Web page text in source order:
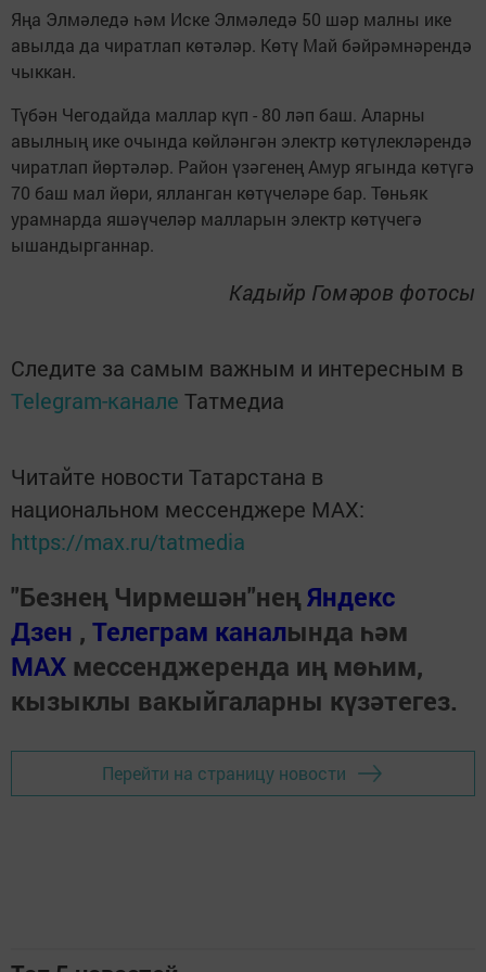
Яңа Элмәледә һәм Иске Элмәледә 50 шәр малны ике
авылда да чиратлап көтәләр. Көтү Май бәйрәмнәрендә
чыккан.
Түбән Чегодайда маллар күп - 80 ләп баш. Аларны
авылның ике очында көйләнгән электр көтүлекләрендә
чиратлап йөртәләр. Район үзәгенең Амур ягында көтүгә
70 баш мал йөри, ялланган көтүчеләре бар. Төньяк
урамнарда яшәүчеләр малларын электр көтүчегә
ышандырганнар.
Кадыйр Гомәров фотосы
Следите за самым важным и интересным в
Telegram-канале Татмедиа
Читайте новости Татарстана в
национальном мессенджере MАХ:
https://max.ru/tatmedia
"Безнең Чирмешән"неңЯндекс
Дзен , Телеграм каналында һәм
МАХ мессенджеренда иң мөһим,
кызыклы вакыйгаларны күзәтегез.
Перейти на страницу новости